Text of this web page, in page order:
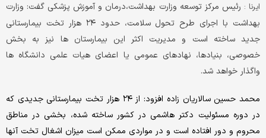
ایرنا : رئیس مرکز توسعه وزارت بهداشت،درمان و آموزش پزشکی گفت: وزارت
بهداشت با اجرای طرح تحول سلامت، حدود ۲۴ هزار تخت بیمارستانی
جدید ساخته است و مدیریت اکثر این بیمارستان ها نیز به بخش
خصوصی، بنیادها، نهادهای عمومی یا اعضای هیات علمی دانشگاه ها
واگذار خواهد شد.
محمد حسین سالاریان زاده افزود: از ۲۴ هزار تخت بیمارستانی جدیدی که
در دوره مسئولیت دکتر هاشمی در کشور ساخته شده، بخشی در مناطق
محروم و دور افتاده است و در مواردی ممکن است میزان اشغال تخت آنها